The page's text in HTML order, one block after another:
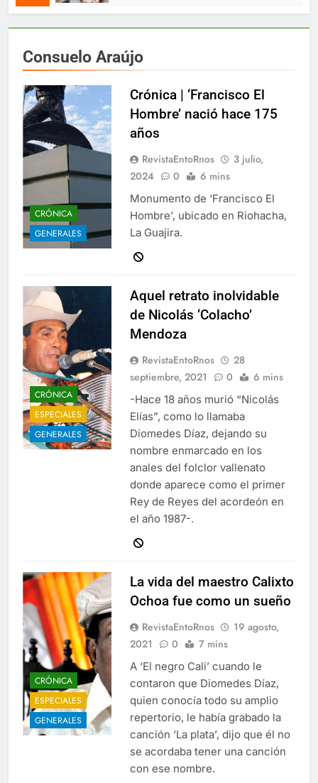
Consuelo Araújo
CRÓNICA
GENERALES
Crónica | ‘Francisco El
Hombre’ nació hace 175
años
RevistaEntoRnos
3 julio,
2024
0 6 mins
Monumento de ‘Francisco El
Hombre’, ubicado en Riohacha,
La Guajira.
CRÓNICA
ESPECIALES
GENERALES
Aquel retrato inolvidable
de Nicolás ‘Colacho’
Mendoza
RevistaEntoRnos
28
septiembre, 2021
0 6 mins
-Hace 18 años murió “Nicolás
Elías”, como lo llamaba
Diomedes Díaz, dejando su
nombre enmarcado en los
anales del folclor vallenato
donde aparece como el primer
Rey de Reyes del acordeón en
el año 1987-.
CRÓNICA
ESPECIALES
GENERALES
La vida del maestro Calixto
Ochoa fue como un sueño
RevistaEntoRnos
19 agosto,
2021
0 7 mins
A ‘El negro Cali’ cuando le
contaron que Diomedes Díaz,
quien conocía todo su amplio
repertorio, le había grabado la
canción ‘La plata’, dijo que él no
se acordaba tener una canción
con ese nombre.